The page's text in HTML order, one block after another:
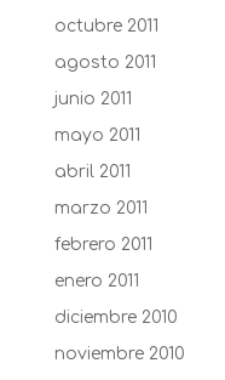
octubre 2011
agosto 2011
junio 2011
mayo 2011
abril 2011
marzo 2011
febrero 2011
enero 2011
diciembre 2010
noviembre 2010